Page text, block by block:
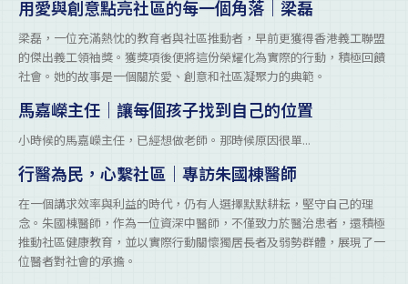
用愛與創意點亮社區的每一個角落｜梁磊
梁磊，一位充滿熱忱的教育者與社區推動者，早前更獲得香港義工聯盟
的傑出義工領袖獎。獲獎項後便將這份榮耀化為實際的行動，積極回饋
社會。她的故事是一個關於愛、創意和社區凝聚力的典範。
馬嘉嶸主任｜讓每個孩子找到自己的位置
小時候的馬嘉嶸主任，已經想做老師。那時候原因很單...
行醫為民，心繫社區｜專訪朱國棟醫師
在一個講求效率與利益的時代，仍有人選擇默默耕耘，堅守自己的理
念。朱國棟醫師，作為一位資深中醫師，不僅致力於醫治患者，還積極
推動社區健康教育，並以實際行動關懷獨居長者及弱勢群體，展現了一
位醫者對社會的承擔。